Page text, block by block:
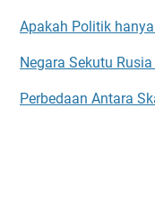
Apakah Politik
Negara Sekutu
Perbedaan Antara